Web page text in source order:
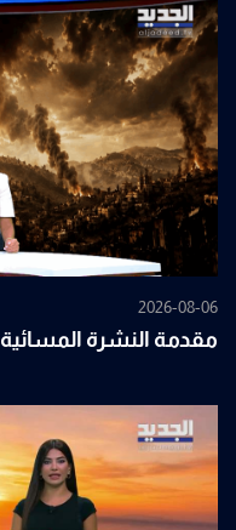
2026-08-06
مقدمة النشرة المسائية 06-08-2026